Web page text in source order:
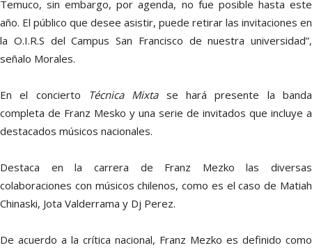
Temuco, sin embargo, por agenda, no fue posible hasta este
año. El público que desee asistir, puede retirar las invitaciones en
la O.I.R.S del Campus San Francisco de nuestra universidad”,
señalo Morales.
En el concierto Técnica Mixtase hará presente la banda
completa de Franz Mesko y una serie de invitados que incluye a
destacados músicos nacionales.
Destaca en la carrera de Franz Mezko las diversas
colaboraciones con músicos chilenos, como es el caso de Matiah
Chinaski, Jota Valderrama y Dj Perez.
De acuerdo a la crítica nacional, Franz Mezko es definido como